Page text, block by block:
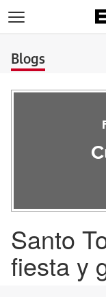
Blogs
Santo
fiesta y